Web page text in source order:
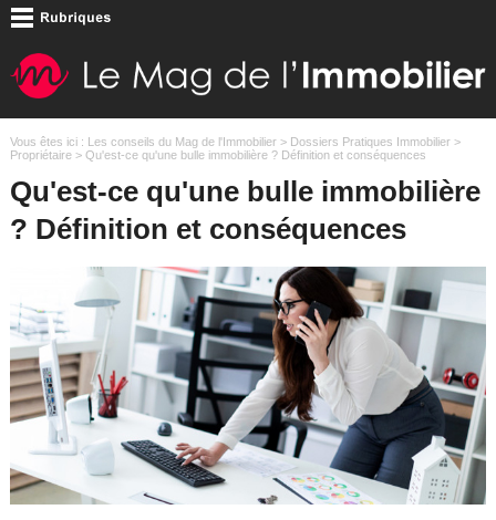
Vous êtes ici : Les conseils du Mag de l'Immobilier> Dossiers Pratiques Immobilier>
Propriétaire> Qu'est-ce qu'une bulle immobilière ? Définition et conséquences
Qu'est-ce qu'une bulle immobilière
? Définition et conséquences